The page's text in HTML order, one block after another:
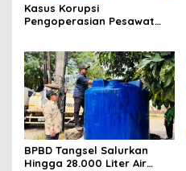
Kasus Korupsi
Pengoperasian Pesawat
Tersangka
BPBD Tangsel Salurkan
Hingga 28.000 Liter Air